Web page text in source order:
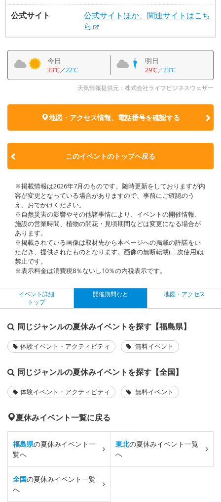
公式サイト
公式サイトほか、関連サイトはこち
ら
今日
33℃／22℃
明日
29℃／23℃
天気情報提供元：株式会社ライフビジネスウェザー
地図・アクセス情報、電話番号を確認する
このイベントのトップへ戻る
※掲載情報は2026年7月のものです。随時更新をしておりますが内
容が変更となっている場合がありますので、事前にご確認のう
え、おでかけください。
※自然災害の影響やその他諸事情により、イベントの開催情報、
施設の営業時間、植物の開花・見頃期間などは変更になる場合が
あります。
※掲載されている画像は取材先から本ページへの掲載の許諾をい
ただき、提供されたものとなります。画像の無断転載(二次使用)は
禁止です。
※表示料金は消費税8％ないし10％の内税表示です。
イベント詳細
トップ
開催期間など 地図・アクセス
同じジャンルの夏休みイベントを探す【福島県】
体験イベント・アクティビティ 無料イベント
同じジャンルの夏休みイベントを探す【全国】
体験イベント・アクティビティ 無料イベント
夏休みイベント一覧に戻る
福島県の夏休みイベント一
覧へ
東北の夏休みイベント一覧
へ
全国の夏休みイベント一覧
へ